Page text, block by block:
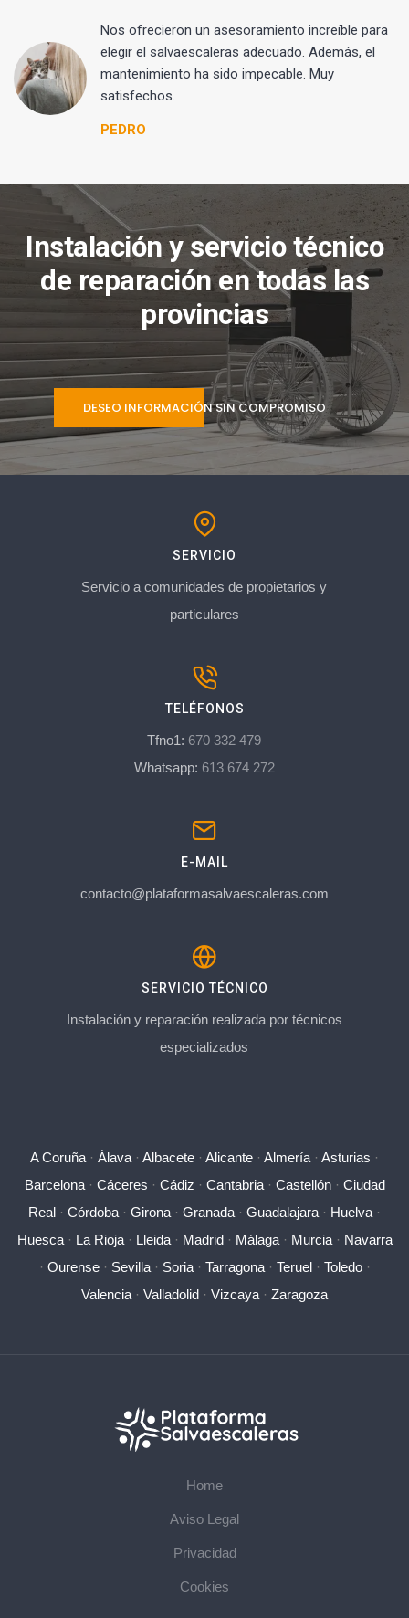
Nos ofrecieron un asesoramiento increíble para
elegir el salvaescaleras adecuado. Además, el
mantenimiento ha sido impecable. Muy
satisfechos.
PEDRO
Instalación y servicio técnico
de reparación en todas las
provincias
DESEO INFORMACIÓN SIN COMPROMISO
SERVICIO
Servicio a comunidades de propietarios y
particulares
TELÉFONOS
Tfno1: 670 332 479
Whatsapp: 613 674 272
E-MAIL
contacto@plataformasalvaescaleras.com
SERVICIO TÉCNICO
Instalación y reparación realizada por técnicos
especializados
A Coruña · Álava · Albacete · Alicante · Almería · Asturias ·
Barcelona· Cáceres · Cádiz · Cantabria· Castellón· Ciudad
Real · Córdoba · Girona · Granada · Guadalajara · Huelva ·
Huesca· La Rioja· Lleida· Madrid· Málaga· Murcia· Navarra
· Ourense· Sevilla· Soria· Tarragona· Teruel· Toledo·
Valencia · Valladolid · Vizcaya · Zaragoza
Home
Aviso Legal
Privacidad
Cookies